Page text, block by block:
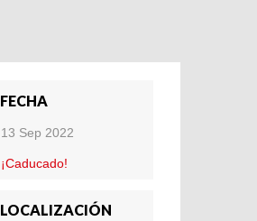
FECHA
13 Sep 2022
¡Caducado!
LOCALIZACIÓN